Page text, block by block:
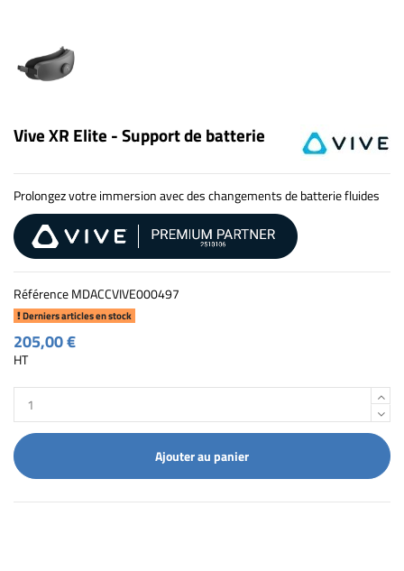
Vive XR Elite - Support de batterie
Prolongez votre immersion avec des changements de batterie fluides
RéférenceMDACCVIVE000497
Derniers articles en stock
205,00 €
HT
Ajouter au panier